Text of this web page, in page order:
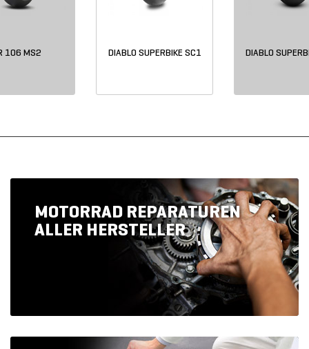
DIABLO SUPERBIKE SC1 DIABLO
106 MS2
MOTORRAD REPARATUREN
ALLER HERSTELLER